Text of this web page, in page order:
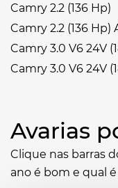
Camry 2.2 (136 Hp)
Camry 2.2 (136
Camry 3.0 V6 24V
Camry 3.0 V6 24V
Avarias
Clique nas barras
ano é bom e qual